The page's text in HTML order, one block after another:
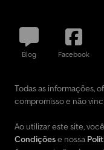
Blog Facebook
Todas as informações,
compromisso e não
Ao utilizar este site,
Condiçõese nossa